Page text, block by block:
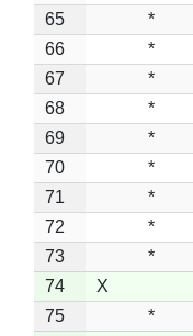
65
*
66
*
67
*
68
*
69
*
70
*
71
*
72
*
73
*
74
X
75
*